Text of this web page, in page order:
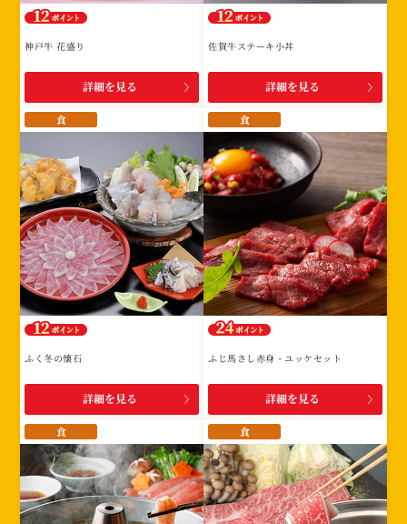
神戸牛 花盛り
詳細を見る
佐賀牛ステーキ小丼
詳細を見る
食
ふく冬の懐石
詳細を見る
食
ふじ馬さし赤身・ユッケセット
詳細を見る
食 食